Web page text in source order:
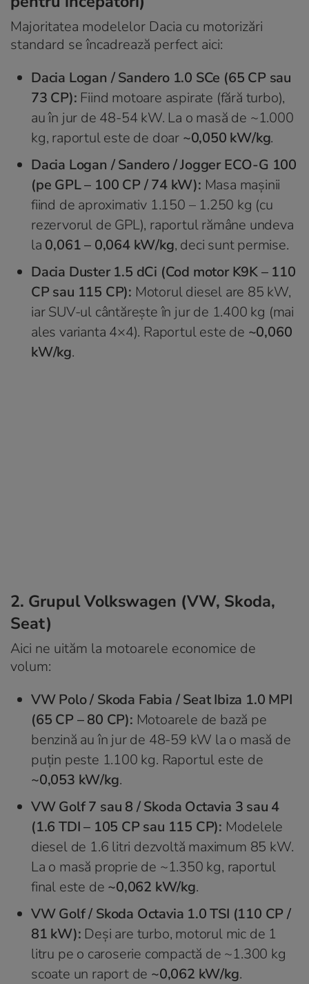
Majoritatea modelelor Dacia cu motorizări
standard se încadrează perfect aici:
Dacia Logan / Sandero 1.0 SCe (65 CP sau
73 CP): Fiind motoare aspirate (fără turbo),
au în jur de 48-54 kW. La o masă de ~1.000
kg, raportul este de doar ~0,050 kW/kg.
Dacia Logan / Sandero / Jogger ECO-G 100
(pe GPL – 100 CP / 74 kW): Masa mașinii
fiind de aproximativ 1.150 – 1.250 kg (cu
rezervorul de GPL), raportul rămâne undeva
la 0,061 – 0,064 kW/kg, deci sunt permise.
Dacia Duster 1.5 dCi (Cod motor K9K – 110
CP sau 115 CP): Motorul diesel are 85 kW,
iar SUV-ul cântărește în jur de 1.400 kg (mai
ales varianta 4×4). Raportul este de ~0,060
kW/kg.
2. Grupul Volkswagen (VW, Skoda,
Seat)
Aici ne uităm la motoarele economice de
volum:
VW Polo / Skoda Fabia / Seat Ibiza 1.0 MPI
(65 CP – 80 CP): Motoarele de bază pe
benzină au în jur de 48-59 kW la o masă de
puțin peste 1.100 kg. Raportul este de
~0,053 kW/kg.
VW Golf 7 sau 8 / Skoda Octavia 3 sau 4
(1.6 TDI – 105 CP sau 115 CP): Modelele
diesel de 1.6 litri dezvoltă maximum 85 kW.
La o masă proprie de ~1.350 kg, raportul
final este de ~0,062 kW/kg.
VW Golf / Skoda Octavia 1.0 TSI (110 CP /
81 kW): Deși are turbo, motorul mic de 1
litru pe o caroserie compactă de ~1.300 kg
scoate un raport de ~0,062 kW/kg.